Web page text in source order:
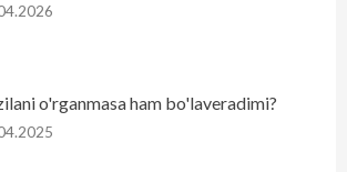
o'rganmasa ham bo'laveradimi?